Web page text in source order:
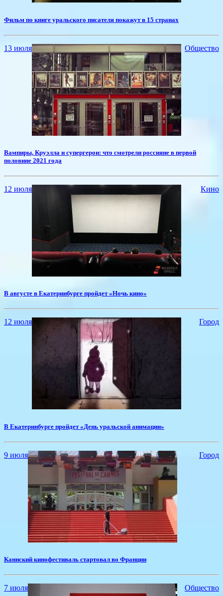
Фильм по книге уральского писателя покажут в 15 странах
13 июля Общество
Вампиры, Круэлла и супергерои: что смотрели россияне в первой
половине 2021 года
12 июля Кино
​В августе в Екатеринбурге пройдет «Ночь кино»
12 июля Город
В Екатеринбурге пройдет «День уральской анимации»
9 июля Город
Каннский кинофестиваль стартовал во Франции
7 июля Общество